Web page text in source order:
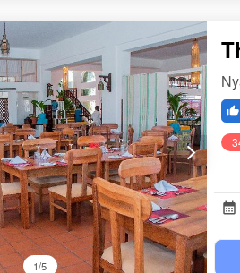
arrow_forward_ios
1/5
thumb_up_alt
calendar_month